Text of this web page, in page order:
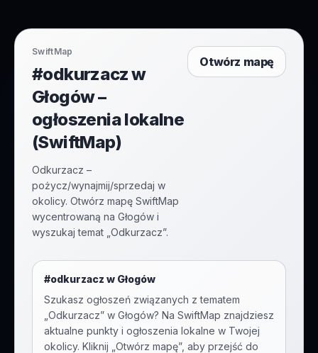
SwiftMap
#odkurzacz w
Głogów –
ogłoszenia lokalne
(SwiftMap)
Odkurzacz –
pożycz/wynajmij/sprzedaj w
okolicy. Otwórz mapę SwiftMap
wycentrowaną na Głogów i
wyszukaj temat „Odkurzacz”.
Otwórz mapę
#odkurzacz w Głogów
Szukasz ogłoszeń związanych z tematem
Odkurzacz” w Głogów? Na SwiftMap znajdziesz
aktualne punkty i ogłoszenia lokalne w Twojej
okolicy. Kliknij „Otwórz mapę”, aby przejść do